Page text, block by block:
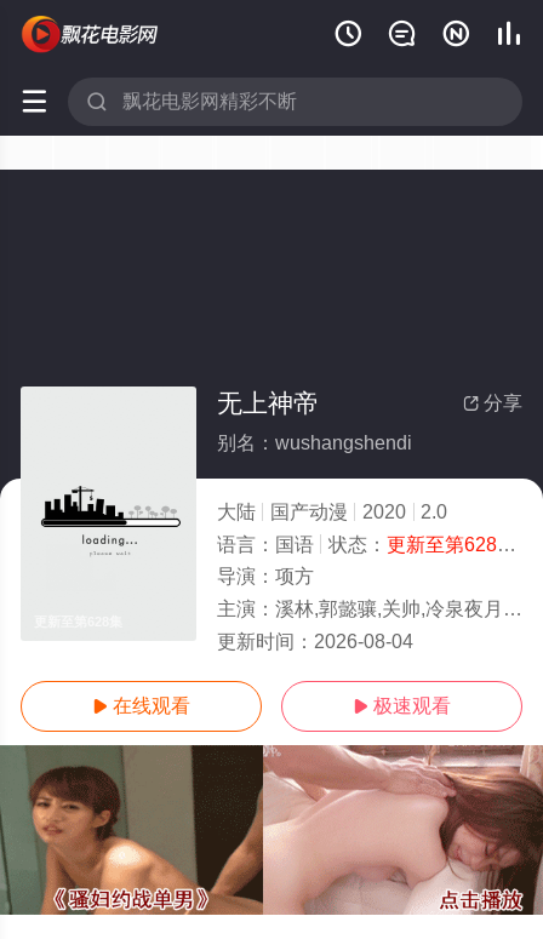
   
 
 分享
无上神帝
别名：wushangshendi
大陆 国产动漫 2020
2.0
语言： 国语 状态： 更新至第628集
导演： 项方
主演： 溪林,郭懿骧,关帅,冷泉夜月,季骜杰,钟巍,烈之流星,蘭雨馨,张妮,徐翔,Akira明,柳知萧
更新时间： 2026-08-04
 在线观看  极速观看